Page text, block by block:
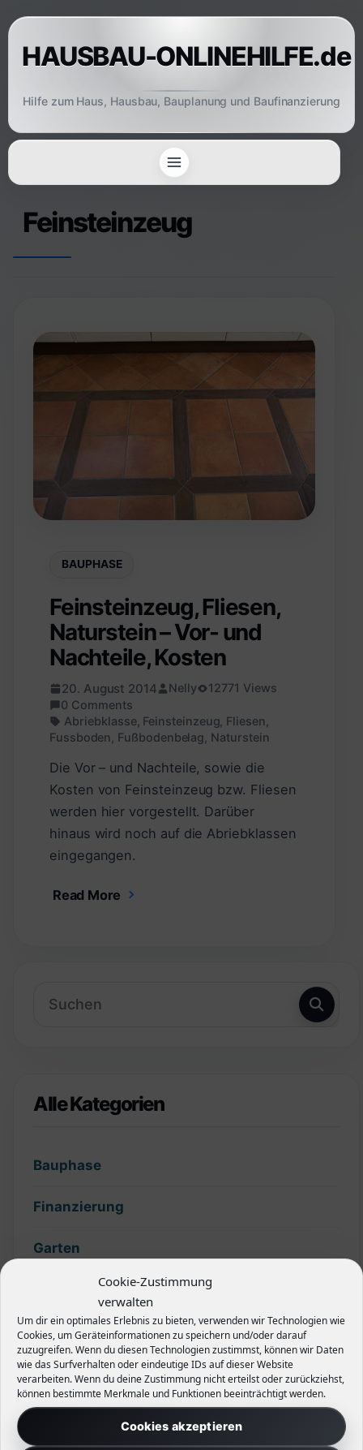
Cookie-Zustimmung
verwalten
Um dir ein optimales Erlebnis zu bieten, verwenden wir Technologien wie
Cookies, um Geräteinformationen zu speichern und/oder darauf
zuzugreifen. Wenn du diesen Technologien zustimmst, können wir Daten
wie das Surfverhalten oder eindeutige IDs auf dieser Website
verarbeiten. Wenn du deine Zustimmung nicht erteilst oder zurückziehst,
können bestimmte Merkmale und Funktionen beeinträchtigt werden.
Cookies akzeptieren
Skip
to
contentHAUSBAU-ONLINEHILFE.de
Hilfe zum Haus, Hausbau, Bauplanung und Baufinanzierung
Feinsteinzeug
BAUPHASE
Feinsteinzeug, Fliesen,
Naturstein – Vor- und
Nachteile, Kosten
20. August 2014 Nelly
12771 Views
0 Comments
Abriebklasse, Feinsteinzeug Fliesen
Fussboden Fußbodenbelag Naturstein
Die Vor – und Nachteile, sowie die
Kosten von Feinsteinzeug bzw. Fliesen
werden hier vorgestellt. Darüber
hinaus wird noch auf die Abriebklassen
eingegangen.
Read More
Alle Kategorien
Bauphase
Finanzierung
Garten
Grundstück
Hecken
Planung
Slider